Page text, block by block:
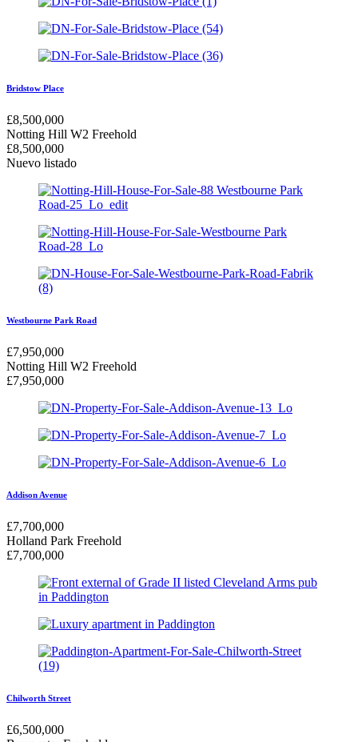
Bridstow Place
£8,500,000
Notting Hill W2 Freehold
£8,500,000
Nuevo listado
Westbourne Park Road
£7,950,000
Notting Hill W2 Freehold
£7,950,000
Addison Avenue
£7,700,000
Holland Park Freehold
£7,700,000
Chilworth Street
£6,500,000